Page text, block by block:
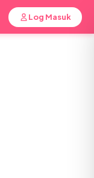
Log Masuk